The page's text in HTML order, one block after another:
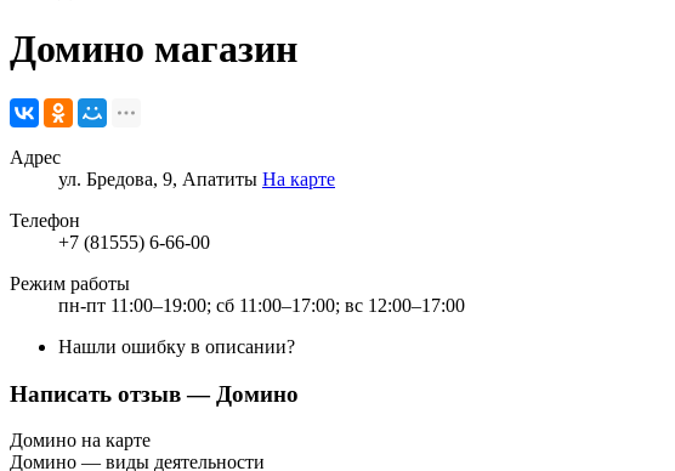
Домино магазин
Адрес
ул. Бредова, 9, Апатиты На карте
Телефон
+7 (81555) 6-66-00
Режим работы
пн-пт 11:00–19:00; сб 11:00–17:00; вс 12:00–17:00
Нашли ошибку в описании?
Написать отзыв— Домино
Домино на карте
Домино — виды деятельности